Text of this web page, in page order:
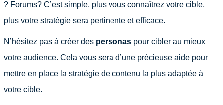
? Forums? C’est simple, plus vous connaîtrez votre cible,
plus votre stratégie sera pertinente et efficace.
N’hésitez pas à créer des personas pour cibler au mieux
votre audience. Cela vous sera d’une précieuse aide pour
mettre en place la stratégie de contenu la plus adaptée à
votre cible.